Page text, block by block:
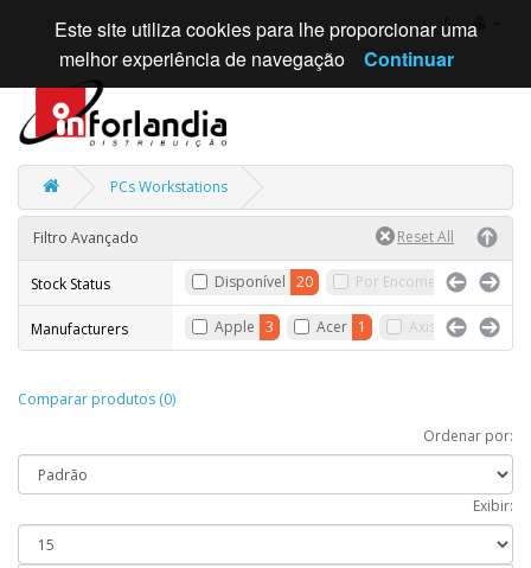
PCs Workstations
Filtro Avançado
Stock Status Disponível 20 Por Encomenda
Manufacturers Apple 3 Acer 1 Axis HP
Comparar produtos (0)
Ordenar por:
Exibir:
Este site utiliza cookies para lhe proporcionar uma
melhor experiência de navegação
Continuar